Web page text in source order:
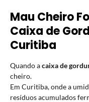
Mau Cheiro
Caixa de
Curitiba
Quando acaixa de
cheiro.
Em Curitiba, onde a
resíduos acumulados